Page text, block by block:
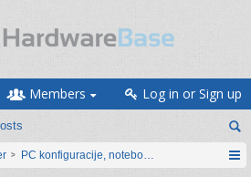
Members Log in or Sign up
PC konfiguracije, notebook računari, servis